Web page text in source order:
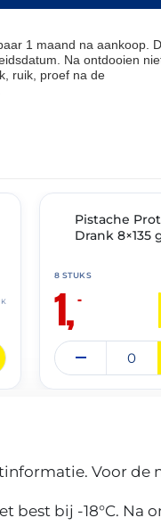
1 maand na aankoop.
Na ontdooien
ruik, proef na de
🔥 OP=OP
Pistache
Drank 8×135
8 STUKS
1,–
Voor de
bij -18°C. Na